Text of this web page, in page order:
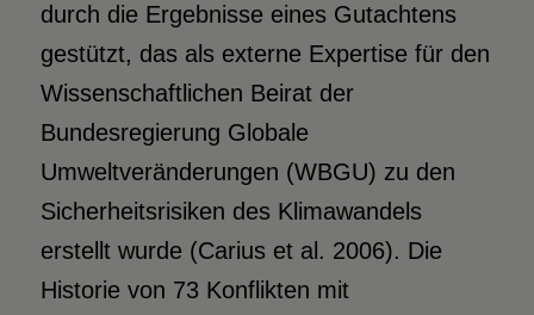
durch die Ergebnisse eines Gutachtens
gestützt, das als externe Expertise für den
Wissenschaftlichen Beirat der
Bundesregierung Globale
Umweltveränderungen (WBGU) zu den
Sicherheitsrisiken des Klimawandels
erstellt wurde (Carius et al. 2006). Die
Historie von 73 Konflikten mit